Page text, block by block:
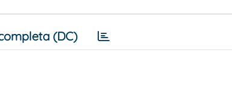
(DC)